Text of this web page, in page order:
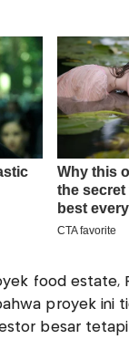
food estate,
proyek ini
besar